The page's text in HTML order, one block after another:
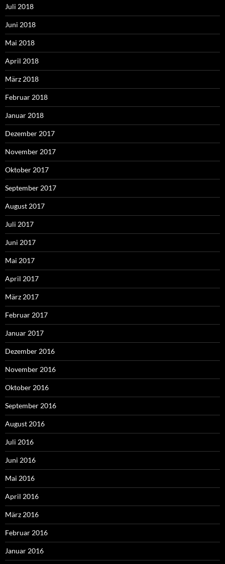
Juli 2018
Juni 2018
Mai 2018
April 2018
März 2018
Februar 2018
Januar 2018
Dezember 2017
November 2017
Oktober 2017
September 2017
August 2017
Juli 2017
Juni 2017
Mai 2017
April 2017
März 2017
Februar 2017
Januar 2017
Dezember 2016
November 2016
Oktober 2016
September 2016
August 2016
Juli 2016
Juni 2016
Mai 2016
April 2016
März 2016
Februar 2016
Januar 2016